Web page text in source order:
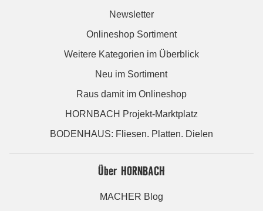
Newsletter
Onlineshop Sortiment
Weitere Kategorien im Überblick
Neu im Sortiment
Raus damit im Onlineshop
HORNBACH Projekt-Marktplatz
BODENHAUS: Fliesen. Platten. Dielen
Über HORNBACH
MACHER Blog